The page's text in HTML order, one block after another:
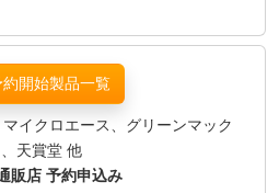
開始製品一覧
イクロエース、グリーンマック
天賞堂 他
販店 予約申込み